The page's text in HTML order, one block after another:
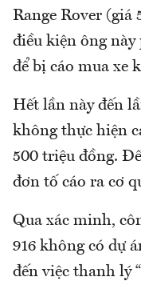
Range Rover (giá
điều kiện ông
để bị cáo mua xe
Hết lần này đến
không thực hiện
500 triệu đồng.
đơn tố cáo ra cơ
Qua xác minh,
916 không có dự
đến việc thanh lý